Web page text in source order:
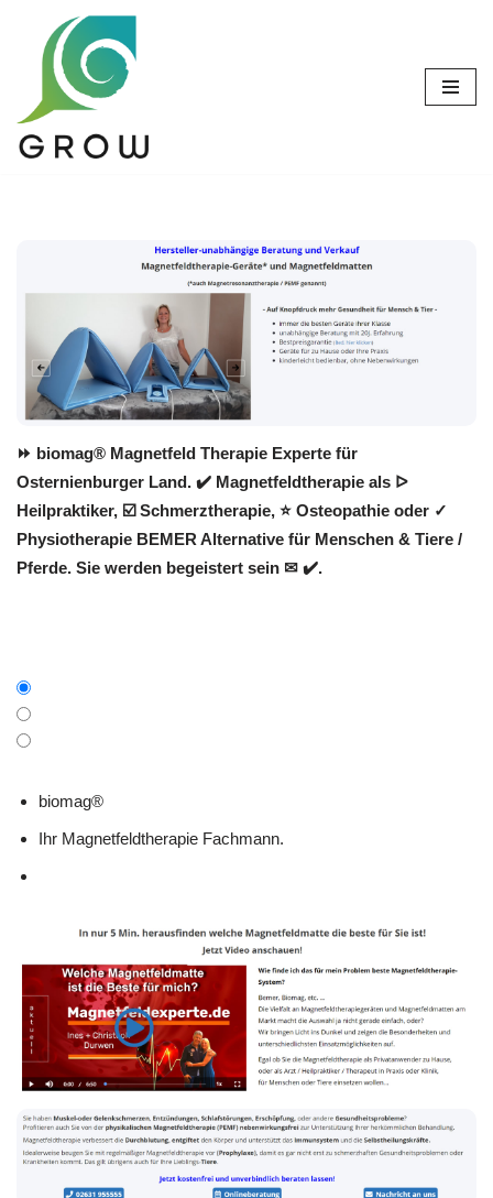
Zum
springen
⏩ biomag® Magnetfeld Therapie Experte für
Osternienburger Land. ✔️ Magnetfeldtherapie als ᐅ
Heilpraktiker, ☑️ Schmerztherapie, ⭐ Osteopathie oder ✓
Physiotherapie BEMER Alternative für Menschen & Tiere /
Pferde. Sie werden begeistert sein ✉ ✔️.
biomag®
Ihr Magnetfeldtherapie Fachmann.